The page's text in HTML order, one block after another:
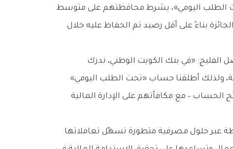
إلى 1,500 دينار كويتي لعملاء حساب «تحت الطلب اليومي»، بشرط محافظتهم على متوسط
تحديد قيمة الجائزة بناءً على أقل رصيد تم الحفاظ عليه خلال
الفليج: «في بنك الكويت الوطني، ندرك
ولذلك أطلقنا حساب «تحت الطلب اليومي»
الحساب – مع مكافأتهم على الإدارة المالية
عبر حلول مصرفية متطورة تسهّل تعاملاتها